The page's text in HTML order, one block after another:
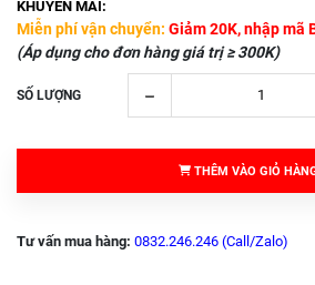
KHUYẾN MÃI:
Miễn phí vận chuyển: Giảm 20K, nhập mã
(Áp dụng cho đơn hàng giá trị ≥ 300K)
SỐ LƯỢNG
THÊM VÀO GIỎ
Tư vấn mua hàng: 0832.246.246 (Call/Zalo)